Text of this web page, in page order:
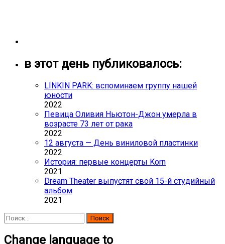
в этот день публиковалось:
LINKIN PARK: вспоминаем группу нашей
юности
2022
Певица Оливия Ньютон-Джон умерла в
возрасте 73 лет от рака
2022
12 августа — День виниловой пластинки
2022
История: первые концерты Korn
2021
Dream Theater выпустят свой 15-й студийный
альбом
2021
Найти:
Change language to